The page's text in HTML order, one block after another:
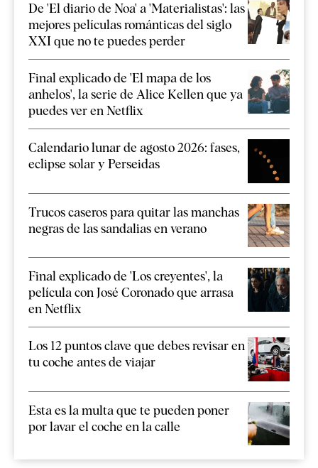
De 'El diario de Noa' a 'Materialistas': las
mejores películas románticas del siglo
XXI que no te puedes perder
Final explicado de 'El mapa de los
anhelos', la serie de Alice Kellen que ya
puedes ver en Netflix
Calendario lunar de agosto 2026: fases,
eclipse solar y Perseidas
Trucos caseros para quitar las manchas
negras de las sandalias en verano
Final explicado de 'Los creyentes', la
película con José Coronado que arrasa
en Netflix
Los 12 puntos clave que debes revisar en
tu coche antes de viajar
Esta es la multa que te pueden poner
por lavar el coche en la calle